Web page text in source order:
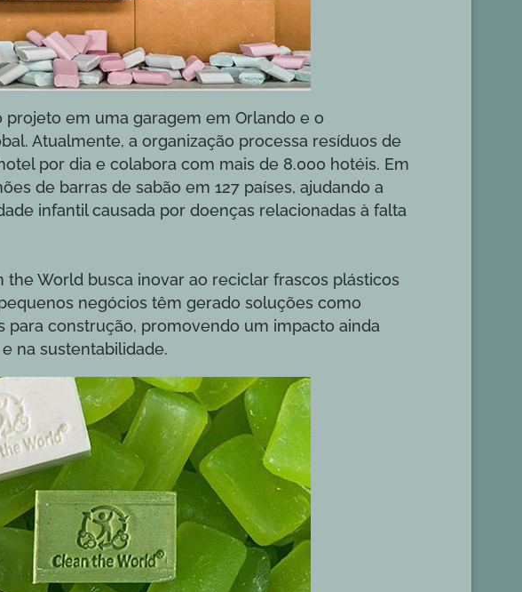
projeto em uma garagem em Orlando e o
Atualmente, a organização processa resíduos de
por dia e colabora com mais de 8.000 hotéis. Em
de barras de sabão em 127 países, ajudando a
infantil causada por doenças relacionadas à falta
the World busca inovar ao reciclar frascos plásticos
negócios têm gerado soluções como
para construção, promovendo um impacto ainda
na sustentabilidade.